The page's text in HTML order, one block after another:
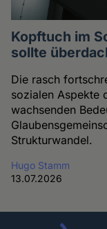
Kopftuch im
sollte
Die rasch
sozialen Aspekte
wachsenden
Strukturwandel.
Hugo Stamm
13.07.2026